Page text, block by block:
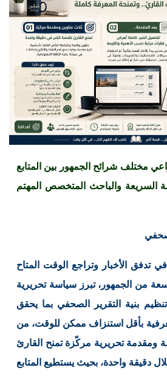
مختلف شرائح الجمهور بين المتابع
السريعة والباحث المتخصص المهتم
تدفق الأخبار وتراجع الوقت المتاح
من الجمهور، تبرز سياسة تحريرية
بنية التقرير الصحفي بما يحقق
بأقل استنزاف ممكن للوقت، من
ومقدمة تحريرية مركّزة تمنح القارئ
دقيقة واحدة، بحيث يستطيع المتابع